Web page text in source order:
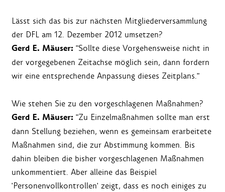
Lässt sich das bis zur nächsten Mitgliederversammlung
der DFL am 12. Dezember 2012 umsetzen?
Gerd E. Mäuser: "Sollte diese Vorgehensweise nicht in
der vorgegebenen Zeitachse möglich sein, dann fordern
wir eine entsprechende Anpassung dieses Zeitplans."
Wie stehen Sie zu den vorgeschlagenen Maßnahmen?
Gerd E. Mäuser: "Zu Einzelmaßnahmen sollte man erst
dann Stellung beziehen, wenn es gemeinsam erarbeitete
Maßnahmen sind, die zur Abstimmung kommen. Bis
dahin bleiben die bisher vorgeschlagenen Maßnahmen
unkommentiert. Aber alleine das Beispiel
'Personenvollkontrollen' zeigt, dass es noch einiges zu